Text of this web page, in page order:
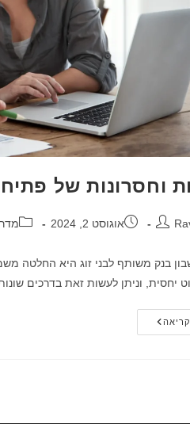
וחסרונות של
פורסם:אוגוסט 2, 2024
בנק משותף לבני זוג היא החלטה
יחסית, וניתן לעשות זאת בדרכים
יתרונות
וחסרונות